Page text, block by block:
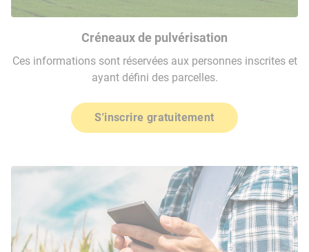
Créneaux de pulvérisation
Ces informations sont réservées aux personnes inscrites et
ayant défini des parcelles.
S'inscrire gratuitement